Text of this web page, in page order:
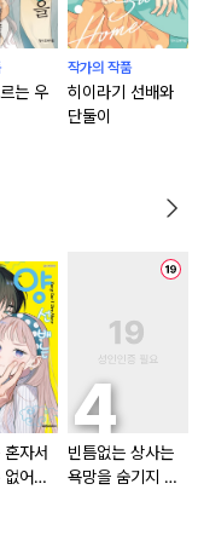
는 우
작가의 작품
히이라기 선배와
단둘이
자서
없어
빈틈없는 상사는
욕망을 숨기지 않